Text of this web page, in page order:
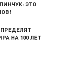
ЭТО
НА 100 ЛЕТ